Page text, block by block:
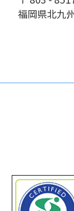
福岡県北九